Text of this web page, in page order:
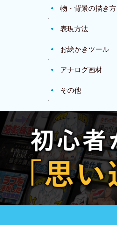
物・背景の描き方
表現方法
お絵かきツール
アナログ画材
その他